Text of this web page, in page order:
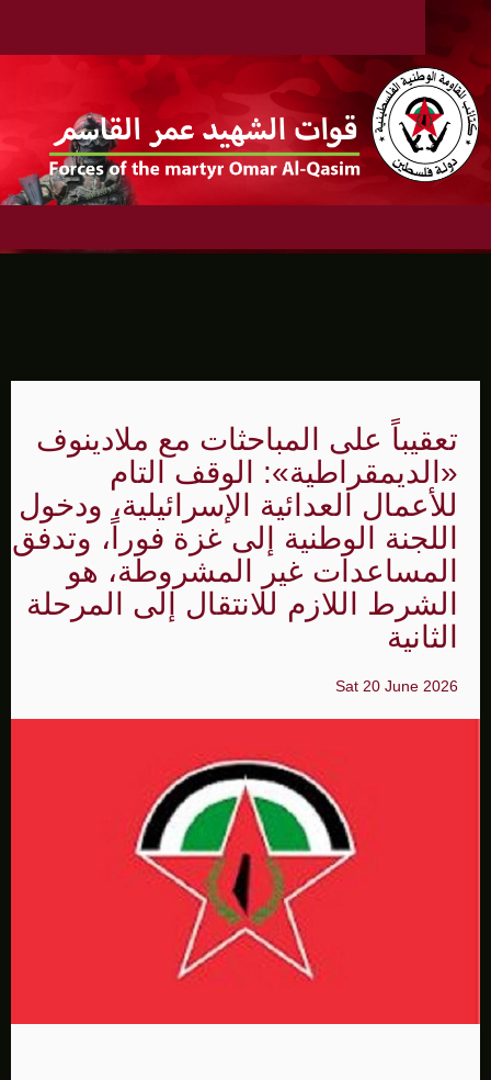
تعقيباً على المباحثات مع ملادينوف
«الديمقراطية»: الوقف التام
للأعمال العدائية الإسرائيلية، ودخول
اللجنة الوطنية إلى غزة فوراً، وتدفق
المساعدات غير المشروطة، هو
الشرط اللازم للانتقال إلى المرحلة
الثانية
Sat 20 June 2026